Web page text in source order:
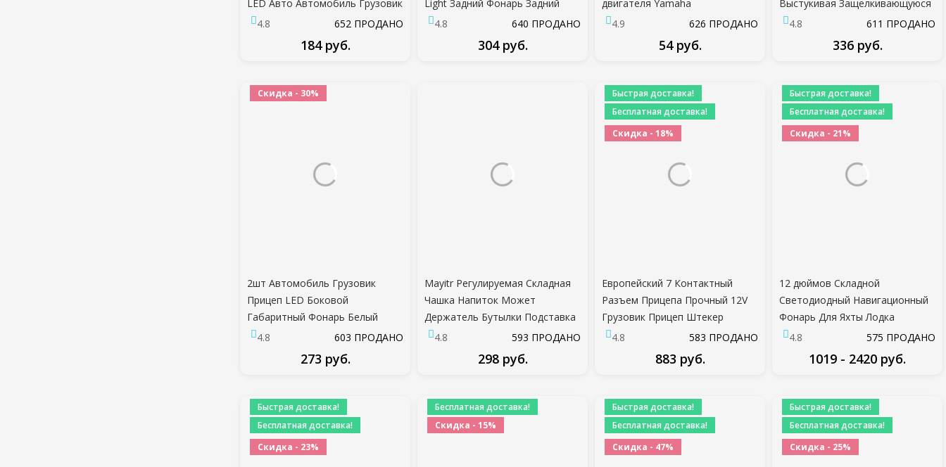
LED Авто Автомобиль Грузовик
Грузовик Боковой Маркер
Индикатор Прицеп Свет Хвост
Задние Боковые Лампы
4.8 652 ПРОДАНО
184 руб.
Light Задний Фонарь Задний
Фонарь для Прицепа Лодки RV
4.8 640 ПРОДАНО
304 руб.
двигателя Yamaha
4.9
626 ПРОДАНО
54 руб.
Выстукивая Защелкивающуюся
Застежку Комплект Палатка
Морская Яхта Лодка Холст
Крышка Инструменты Розетки
Accessori
4.8 611 ПРОДАНО
336 руб.
Скидка - 30%
2шт Автомобиль Грузовик
Прицеп LED Боковой
Габаритный Фонарь Белый
Красный Сигнал Поворота
Габаритный Фонарь
Индикаторная Лампа Для
30В
4.8 603 ПРОДАНО
273 руб.
Mayitr Регулируемая Складная
Чашка Напиток Может
Держатель Бутылки Подставка
Крепление для Автомобиля
Авто Лодка Грузовик RV Фургон
Рыбалка Коробка Стайлинг
4.8 593 ПРОДАНО
298 руб.
Быстрая доставка!
Бесплатная доставка!
Скидка - 18%
Европейский 7 Контактный
Разъем Прицепа Прочный 12V
Грузовик Прицеп Штекер
Розетка Тестер Проводка Цепи
Свет Тестовый Инструмент
Автомобиль Цепи
4.8 583 ПРОДАНО
883 руб.
Быстрая доставка!
Бесплатная доставка!
Скидка - 21%
12 дюймов Складной
Светодиодный Навигационный
Фонарь Для Яхты Лодка
Кормовой Якорь Свет 12-24 В
25 см Pactrade Морская Лодка
Парусный Сигнальный Фонарь
4.8 575 ПРОДАНО
1019 - 2420 руб.
Быстрая доставка!
Бесплатная доставка!
Скидка - 23%
Бесплатная доставка!
Скидка - 15%
Быстрая доставка!
Бесплатная доставка!
Скидка - 47%
Быстрая доставка!
Бесплатная доставка!
Скидка - 25%